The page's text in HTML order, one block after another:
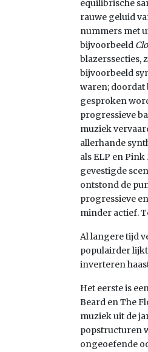
equilibrische
rauwe geluid
nummers met
bijvoorbeeld
blazerssecties,
bijvoorbeeld
waren; doordat
gesproken
progressieve
muziek
allerhande
als ELP en
gevestigde
ontstond de
progressieve
minder actief.
Al langere tijd
populairder
inverteren
Het eerste is
Beard en The
muziek uit de
popstructuren
ongeoefende